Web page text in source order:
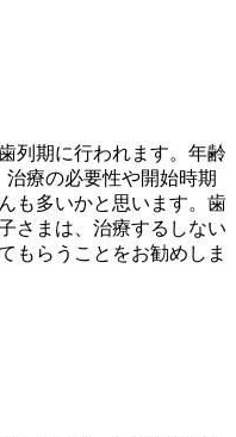
列期に行われます。年齢
療の必要性や開始時期
も多いかと思います。歯
さまは、治療するしない
もらうことをお勧めしま